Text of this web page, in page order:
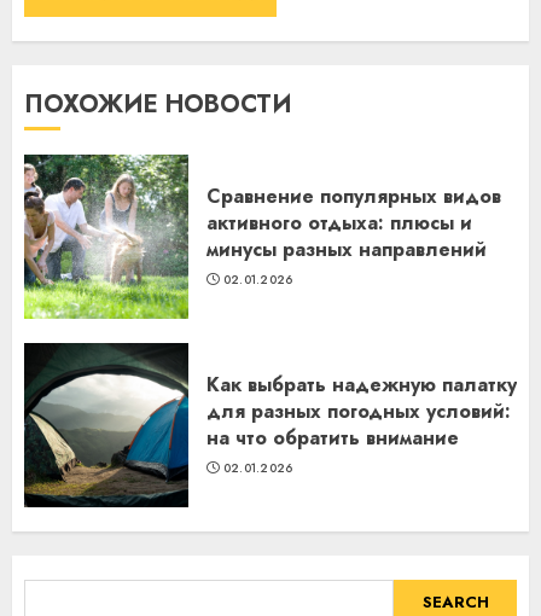
ПОХОЖИЕ НОВОСТИ
Сравнение популярных видов
активного отдыха: плюсы и
минусы разных направлений
02.01.2026
Как выбрать надежную палатку
для разных погодных условий:
на что обратить внимание
02.01.2026
SEARCH